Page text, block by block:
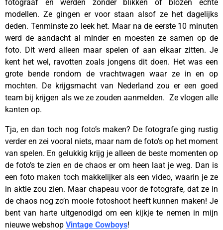
fotograaf en werden zonder blikken of blozen echte
modellen. Ze gingen er voor staan alsof ze het dagelijks
deden. Tenminste zo leek het. Maar na de eerste 10 minuten
werd de aandacht al minder en moesten ze samen op de
foto. Dit werd alleen maar spelen of aan elkaar zitten. Je
kent het wel, ravotten zoals jongens dit doen. Het was een
grote bende rondom de vrachtwagen waar ze in en op
mochten. De krijgsmacht van Nederland zou er een goed
team bij krijgen als we ze zouden aanmelden. Ze vlogen alle
kanten op.
Tja, en dan toch nog foto’s maken? De fotografe ging rustig
verder en zei vooral niets, maar nam de foto’s op het moment
van spelen. En gelukkig krijg je alleen de beste momenten op
de foto’s te zien en de chaos er om heen laat je weg. Dan is
een foto maken toch makkelijker als een video, waarin je ze
in aktie zou zien. Maar chapeau voor de fotografe, dat ze in
de chaos nog zo’n mooie fotoshoot heeft kunnen maken! Je
bent van harte uitgenodigd om een kijkje te nemen in mijn
nieuwe webshop Vintage Cowboys!